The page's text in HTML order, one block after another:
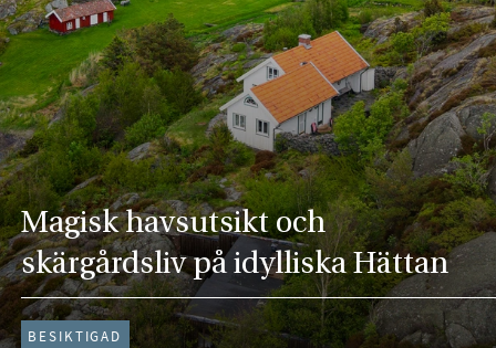
Magisk havsutsikt och
skärgårdsliv på idylliska Hättan
BESIKTIGAD